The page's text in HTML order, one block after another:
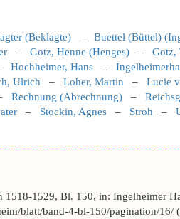
(Beklagte) – Buettel (Büttel)
– Gotz, Henne (Henges) – Gotz,
Hochheimer, Hans –
Ulrich – Loher, Martin – Lucie
Rechnung (Abrechnung) –
– Stockin, Agnes – Stroh –
1518-1529, Bl. 150, in: Ingelheimer
blatt/band-4-bl-150/pagination/16/